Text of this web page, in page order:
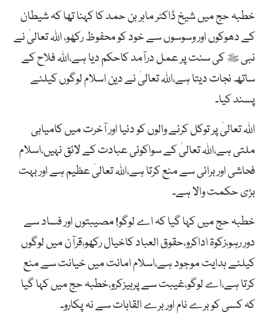
خطبہ حج میں شیخ ڈاکٹر ماہر بن حمد کا کہنا تھا کہ شیطان
کے دھوکوں اور وسوسوں سے خود کو محفوظ رکھو، اللہ تعالیٰ نے
نبی ﷺ کی سنت پر عمل درآمد کاحکم دیا ہے،اللہ فلاح کے
ساتھ نجات دیتا ہے،اللہ تعالیٰ نے دین اسلام لوگوں کیلئے
پسند کیا۔
اللہ تعالیٰ پر توکل کرنے والوں کو دنیا اور آخرت میں کامیابی
ملتی ہے،اللہ تعالیٰ کے سواکوئی عبادت کے لائق نہیں،اسلام
فحاشی اور برائی سے منع کرتا ہے،اللہ تعالیٰ عظیم ہے اور بہت
بڑی حکمت والا ہے۔
خطبہ حج میں کہا گیا کہ اے لوگو! مصیبتوں اور فساد سے
دور رہو،زکوۃ اداکرو،حقوق العباد کاخیال رکھو،قرآن میں لوگوں
کیلئے ہدایت موجود ہے،اسلام امانت میں خیانت سے منع
کرتا ہے،اے لوگو،غیبت سے پرہیزکرو،خطبہ حج میں کہا گیا
کہ کسی کو برے نام اور برے القابات سے نہ پکارو۔